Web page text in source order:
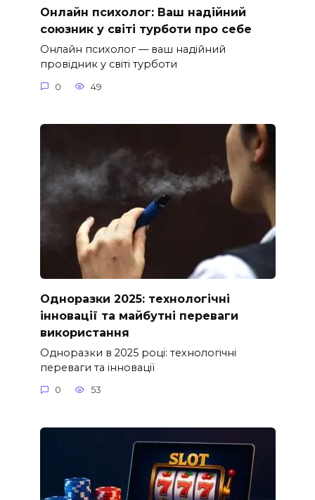
Онлайн психолог: Ваш надійний
союзник у світі турботи про себе
Онлайн психолог — ваш надійний
провідник у світі турботи
0 49
Одноразки 2025: технологічні
інновації та майбутні переваги
використання
Одноразки в 2025 році: технологічні
переваги та інновації
0 53